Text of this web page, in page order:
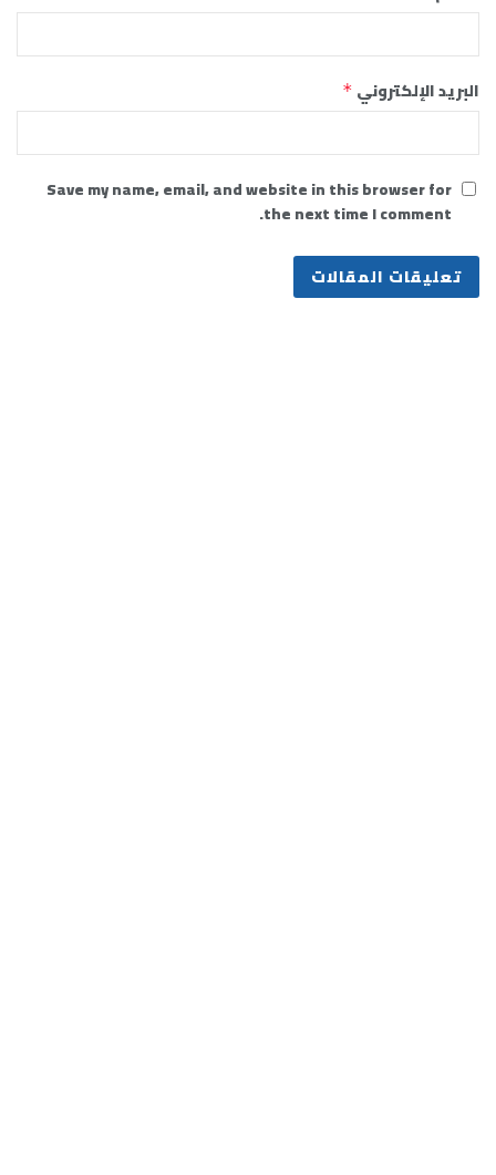
البريد الإلكتروني *
Save my name, email, and website in this browser for
the next time I comment.